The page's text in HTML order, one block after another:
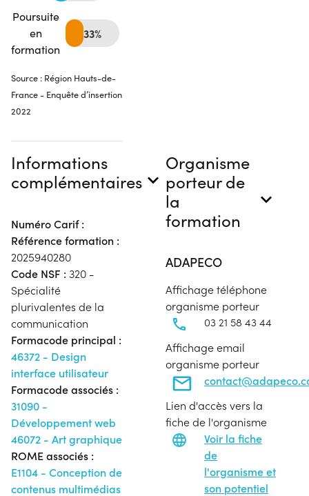
Poursuite
en
formation
33%
Source : Région Hauts-de-
France - Enquête d’insertion
2022
Informations
complémentaires
Numéro Carif :
Référence formation :
2025940280
Code NSF : 320 -
Spécialité
plurivalentes de la
communication
Formacode principal :
46372 - Design
interface utilisateur
Formacode associés :
31090 -
Développement web
46072 - Art graphique
ROME associés :
E1104 - Conception de
contenus multimédias
Organisme
porteur de
la
formation
ADAPECO
Affichage téléphone
organisme porteur
03 21 58 43 44
Affichage email
organisme porteur
Lien d'accès vers la
fiche de l'organisme
Voir la fiche
de
l'organisme et
son potentiel